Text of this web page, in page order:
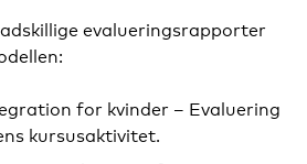
evalueringsrapporter
for kvinder – Evaluering
kursusaktivitet.